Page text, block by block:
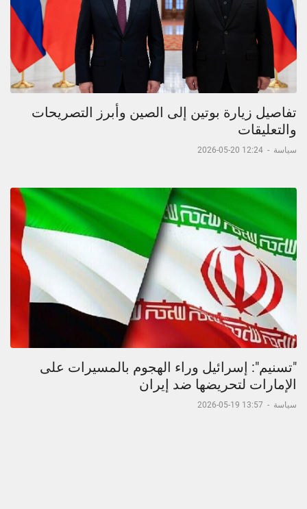
تفاصيل زيارة بوتين إلى الصين وأبرز التصريحات
والتعليقات
سياسة -
12:24 20-05-2026
"تسنيم": إسرائيل وراء الهجوم بالمسيرات على
الإمارات لتحريضها ضد إيران
سياسة -
13:57 19-05-2026